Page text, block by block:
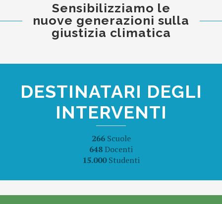
Sensibilizziamo le
nuove generazioni sulla
giustizia climatica
DESTINATARI DEGLI
INTERVENTI
266Scuole
648 Docenti
15.000Studenti